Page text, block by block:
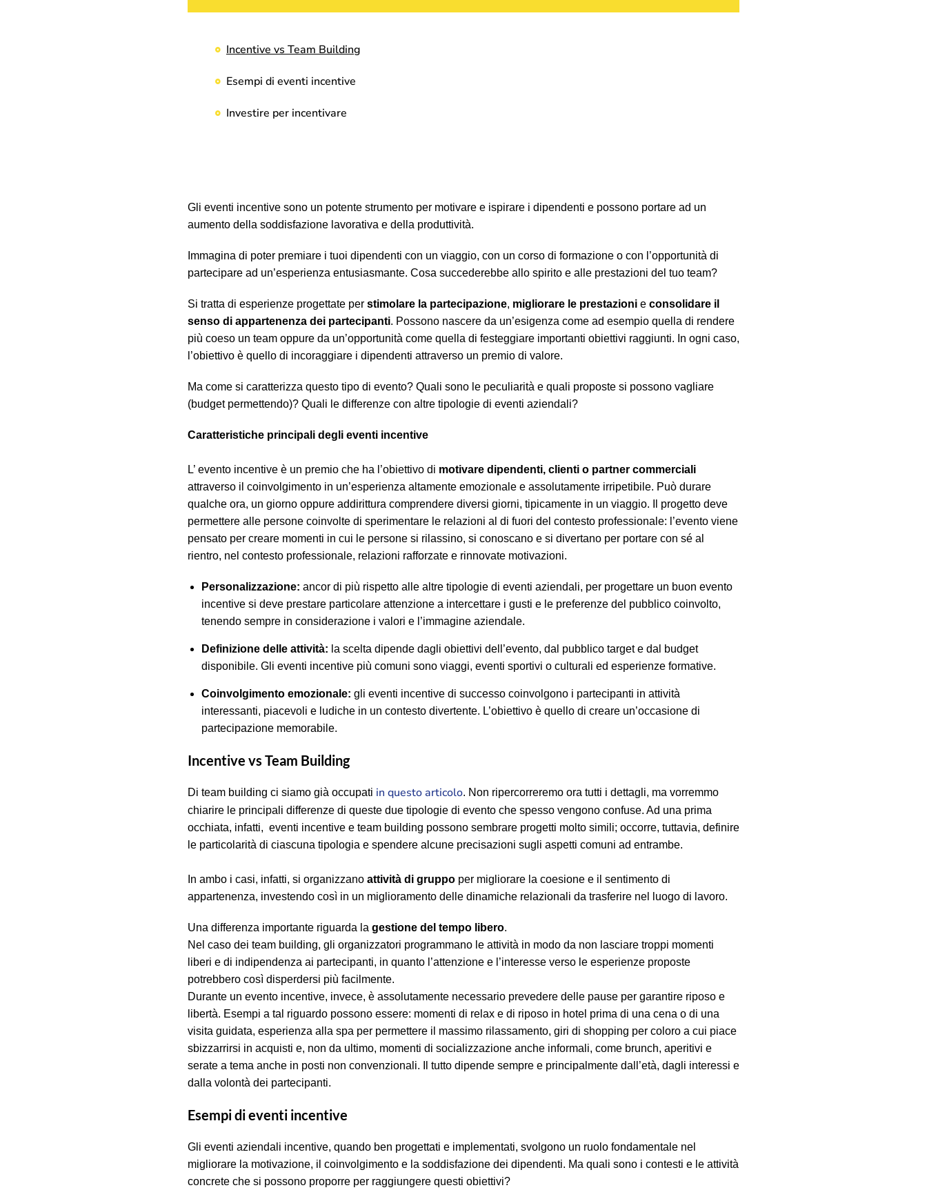
Incentive vs Team Building
Esempi di eventi incentive
Investire per incentivare
Gli eventi incentive sono un potente strumento per motivare e ispirare i dipendenti e possono portare ad un
aumento della soddisfazione lavorativa e della produttività.
Immagina di poter premiare i tuoi dipendenti con un viaggio, con un corso di formazione o con l’opportunità di
partecipare ad un’esperienza entusiasmante. Cosa succederebbe allo spirito e alle prestazioni del tuo team?
Si tratta di esperienze progettate per stimolare la partecipazione, migliorare le prestazioni e consolidare il
senso di appartenenza dei partecipanti. Possono nascere da un’esigenza come ad esempio quella di rendere
più coeso un team oppure da un’opportunità come quella di festeggiare importanti obiettivi raggiunti. In ogni caso,
l’obiettivo è quello di incoraggiare i dipendenti attraverso un premio di valore.
Ma come si caratterizza questo tipo di evento? Quali sono le peculiarità e quali proposte si possono vagliare
(budget permettendo)? Quali le differenze con altre tipologie di eventi aziendali?
Caratteristiche principali degli eventi incentive
L’ evento incentive è un premio che ha l’obiettivo di motivare dipendenti, clienti o partner commerciali
attraverso il coinvolgimento in un’esperienza altamente emozionale e assolutamente irripetibile. Può durare
qualche ora, un giorno oppure addirittura comprendere diversi giorni, tipicamente in un viaggio. Il progetto deve
permettere alle persone coinvolte di sperimentare le relazioni al di fuori del contesto professionale: l’evento viene
pensato per creare momenti in cui le persone si rilassino, si conoscano e si divertano per portare con sé al
rientro, nel contesto professionale, relazioni rafforzate e rinnovate motivazioni.
Personalizzazione: ancor di più rispetto alle altre tipologie di eventi aziendali, per progettare un buon evento
incentive si deve prestare particolare attenzione a intercettare i gusti e le preferenze del pubblico coinvolto,
tenendo sempre in considerazione i valori e l’immagine aziendale.
Definizione delle attività: la scelta dipende dagli obiettivi dell’evento, dal pubblico target e dal budget
disponibile. Gli eventi incentive più comuni sono viaggi, eventi sportivi o culturali ed esperienze formative.
Coinvolgimento emozionale: gli eventi incentive di successo coinvolgono i partecipanti in attività
interessanti, piacevoli e ludiche in un contesto divertente. L’obiettivo è quello di creare un’occasione di
partecipazione memorabile.
Incentive vs Team Building
Di team building ci siamo già occupati in questo articolo. Non ripercorreremo ora tutti i dettagli, ma vorremmo
chiarire le principali differenze di queste due tipologie di evento che spesso vengono confuse. Ad una prima
occhiata, infatti, eventi incentive e team building possono sembrare progetti molto simili; occorre, tuttavia, definire
le particolarità di ciascuna tipologia e spendere alcune precisazioni sugli aspetti comuni ad entrambe.
In ambo i casi, infatti, si organizzano attività di gruppo per migliorare la coesione e il sentimento di
appartenenza, investendo così in un miglioramento delle dinamiche relazionali da trasferire nel luogo di lavoro.
Una differenza importante riguarda la gestione del tempo libero.
Nel caso dei team building, gli organizzatori programmano le attività in modo da non lasciare troppi momenti
liberi e di indipendenza ai partecipanti, in quanto l’attenzione e l’interesse verso le esperienze proposte
potrebbero così disperdersi più facilmente.
Durante un evento incentive, invece, è assolutamente necessario prevedere delle pause per garantire riposo e
libertà. Esempi a tal riguardo possono essere: momenti di relax e di riposo in hotel prima di una cena o di una
visita guidata, esperienza alla spa per permettere il massimo rilassamento, giri di shopping per coloro a cui piace
sbizzarrirsi in acquisti e, non da ultimo, momenti di socializzazione anche informali, come brunch, aperitivi e
serate a tema anche in posti non convenzionali. Il tutto dipende sempre e principalmente dall’età, dagli interessi e
dalla volontà dei partecipanti.
Esempi di eventi incentive
Gli eventi aziendali incentive, quando ben progettati e implementati, svolgono un ruolo fondamentale nel
migliorare la motivazione, il coinvolgimento e la soddisfazione dei dipendenti. Ma quali sono i contesti e le attività
concrete che si possono proporre per raggiungere questi obiettivi?